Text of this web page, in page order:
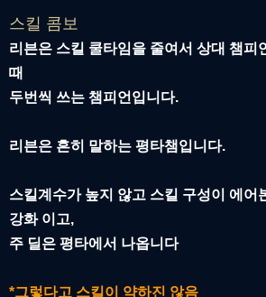
스킬 콤보
리븐은 스킬 쿨타임을 줄여서 상대 챔피
때
두번씩 쓰는 챔피언입니다.
리븐은 흔히 말하는 평타챔입니다.
스킬계수가 높지 않고 스킬 구성이 에어
강화 이고,
주 딜은 평타에서 나옵니다
*그렇다고 스킬이 약하진 않음